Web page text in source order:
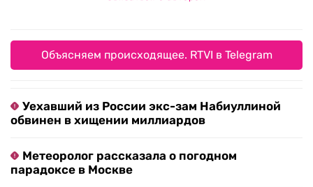
Объясняем происходящее. RTVI в Telegram
Уехавший из России экс-зам Набиуллиной
обвинен в хищении миллиардов
Метеоролог рассказала о погодном
парадоксе в Москве